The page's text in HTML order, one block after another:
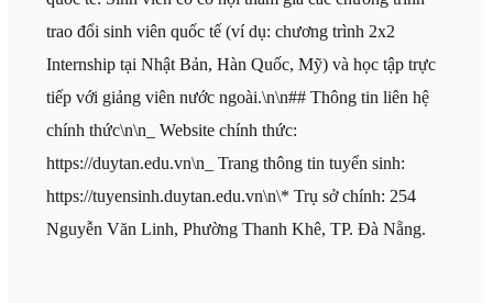
trao đổi sinh viên quốc tế (ví dụ: chương trình 2x2
Internship tại Nhật Bản, Hàn Quốc, Mỹ) và học tập trực
tiếp với giảng viên nước ngoài.\n\n## Thông tin liên hệ
chính thức\n\n_ Website chính thức:
https://duytan.edu.vn\n_ Trang thông tin tuyển sinh:
https://tuyensinh.duytan.edu.vn\n\* Trụ sở chính: 254
Nguyễn Văn Linh, Phường Thanh Khê, TP. Đà Nẵng.